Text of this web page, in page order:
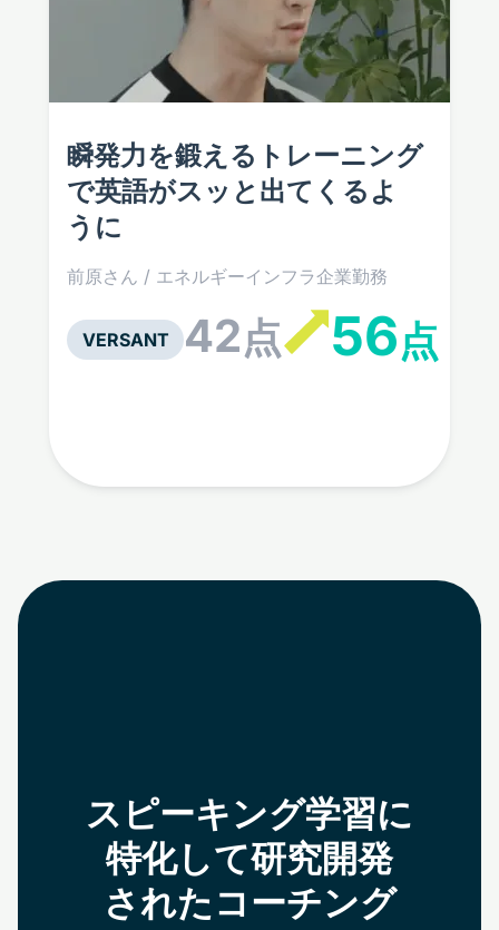
瞬発力を鍛えるトレーニング
で英語がスッと出てくるよ
うに
前原さん / エネルギーインフラ企業勤務
VERSANT 42点 56点
スピーキング学習に
特化して研究開発
されたコーチング